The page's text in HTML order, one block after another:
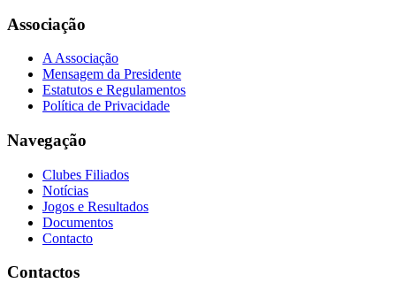
Associação
A Associação
Mensagem da Presidente
Estatutos e Regulamentos
Política de Privacidade
Navegação
Clubes Filiados
Notícias
Jogos e Resultados
Documentos
Contacto
Contactos